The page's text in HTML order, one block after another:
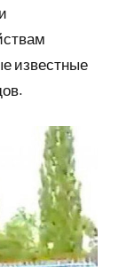
известные